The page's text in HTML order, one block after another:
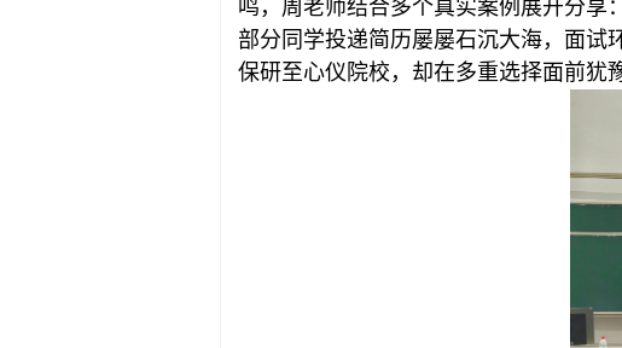
鸣，周老师结合多个真实案例展开分享
部分同学投递简历屡屡石沉大海，面试
保研至心仪院校，却在多重选择面前犹